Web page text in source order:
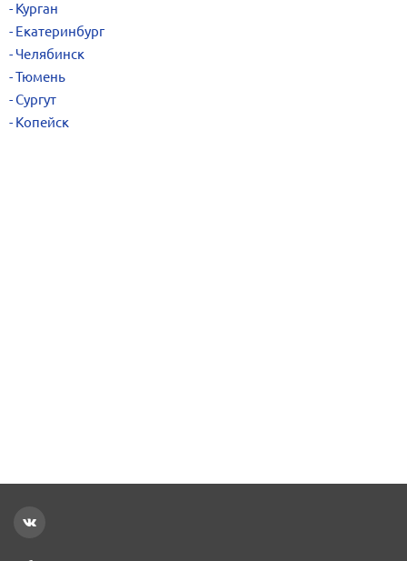
Курган
Екатеринбург
Челябинск
Тюмень
Сургут
Копейск